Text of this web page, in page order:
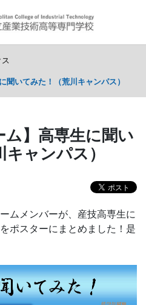
ス
聞いてみた！（荒川キャンパス）
ム】高専生に聞い
ャンパス）
ムメンバーが、産技高専生に
ポスターにまとめました！是